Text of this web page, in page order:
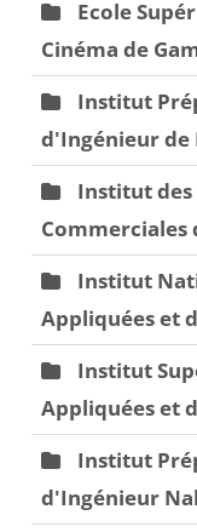
Ecole
Cinéma de
Institut
d'Ingénieur de
Institut des
Commerciales
Institut
Appliquées et
Institut
Appliquées et
Institut
d'Ingénieur